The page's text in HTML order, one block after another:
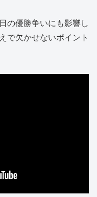
の優勝争いにも影響し
で欠かせないポイント